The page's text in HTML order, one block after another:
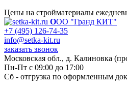
Цены на стройматериалы
ООО "Гранд КИТ"
+7 (495) 126-74-35
info@setka-kit.ru
заказать звонок
Московская обл., д. Калиновка
Пн-Пт с 09:00 до 17:00
Сб - отгрузка по оформленным